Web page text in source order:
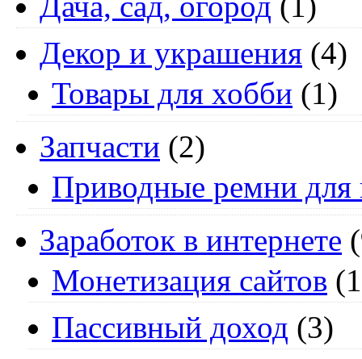
Декор и украшения (4)
Товары для хобби (1)
Запчасти (2)
Приводные ремни для
Заработок в интернете
Монетизация сайтов
Пассивный доход (3)